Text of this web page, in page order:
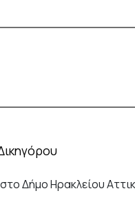
Δήμο Ηρακλείου